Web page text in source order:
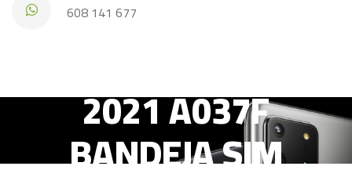
608 141 677
2021 A037F
BANDEJA SIM